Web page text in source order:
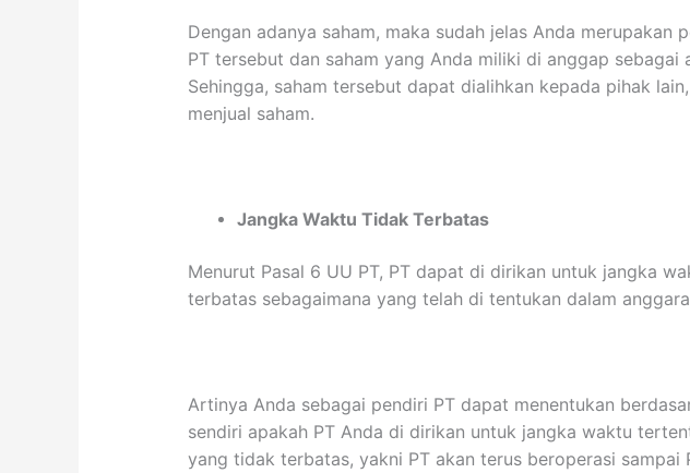
Dengan adanya saham, maka sudah jelas Anda merupakan
PT tersebut dan saham yang Anda miliki di anggap sebagai
Sehingga, saham tersebut dapat dialihkan kepada pihak
menjual saham.
Jangka Waktu Tidak Terbatas
Menurut Pasal 6 UU PT, PT dapat di dirikan untuk jangka
terbatas sebagaimana yang telah di tentukan dalam
Artinya Anda sebagai pendiri PT dapat menentukan
sendiri apakah PT Anda di dirikan untuk jangka waktu
yang tidak terbatas, yakni PT akan terus beroperasi sampai